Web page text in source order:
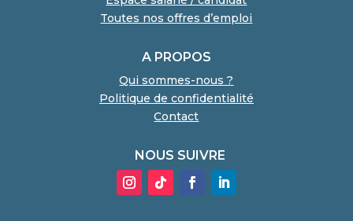
Toutes nos offres d’emploi
A PROPOS
Qui sommes-nous ?
Politique de confidentialité
Contact
NOUS SUIVRE